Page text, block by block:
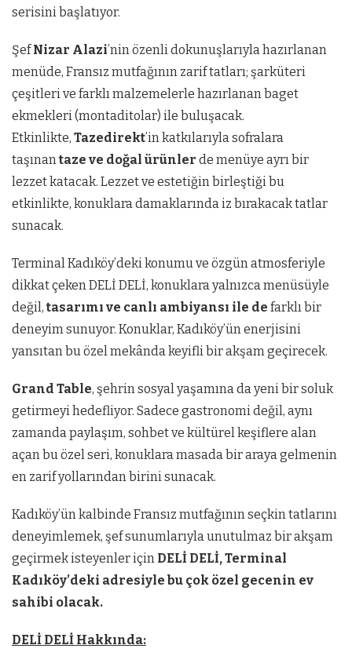
serisini başlatıyor.
ŞefNizar Alazi’nin özenli dokunuşlarıyla hazırlanan
menüde, Fransız mutfağının zarif tatları; şarküteri
çeşitleri ve farklı malzemelerle hazırlanan baget
ekmekleri (montaditolar) ile buluşacak.
Etkinlikte, Tazedirekt’in katkılarıyla sofralara
taşınantaze ve doğal ürünler de menüye ayrı bir
lezzet katacak. Lezzet ve estetiğin birleştiği bu
etkinlikte, konuklara damaklarında iz bırakacak tatlar
sunacak.
Terminal Kadıköy’deki konumu ve özgün atmosferiyle
dikkat çeken DELİ DELİ, konuklara yalnızca menüsüyle
değil,tasarımı ve canlı ambiyansı ile de farklı bir
deneyim sunuyor. Konuklar, Kadıköy’ün enerjisini
yansıtan bu özel mekânda keyifli bir akşam geçirecek.
Grand Table, şehrin sosyal yaşamına da yeni bir soluk
getirmeyi hedefliyor. Sadece gastronomi değil, aynı
zamanda paylaşım, sohbet ve kültürel keşiflere alan
açan bu özel seri, konuklara masada bir araya gelmenin
en zarif yollarından birini sunacak.
Kadıköy’ün kalbinde Fransız mutfağının seçkin tatlarını
deneyimlemek, şef sunumlarıyla unutulmaz bir akşam
geçirmek isteyenler için DELİ DELİ, Terminal
Kadıköy’deki adresiyle bu çok özel gecenin ev
sahibi olacak.
DELİ DELİ Hakkında: